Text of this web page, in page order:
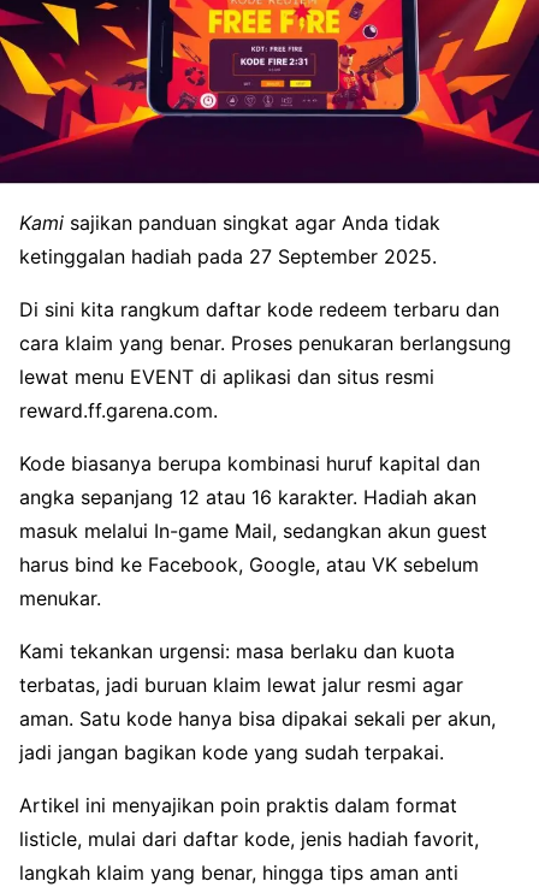
Kami sajikan panduan singkat agar Anda tidak
ketinggalan hadiah pada 27 September 2025.
Di sini kita rangkum daftar kode redeem terbaru dan
cara klaim yang benar. Proses penukaran berlangsung
lewat menu EVENT di aplikasi dan situs resmi
reward.ff.garena.com.
Kode biasanya berupa kombinasi huruf kapital dan
angka sepanjang 12 atau 16 karakter. Hadiah akan
masuk melalui In-game Mail, sedangkan akun guest
harus bind ke Facebook, Google, atau VK sebelum
menukar.
Kami tekankan urgensi: masa berlaku dan kuota
terbatas, jadi buruan klaim lewat jalur resmi agar
aman. Satu kode hanya bisa dipakai sekali per akun,
jadi jangan bagikan kode yang sudah terpakai.
Artikel ini menyajikan poin praktis dalam format
listicle, mulai dari daftar kode, jenis hadiah favorit,
langkah klaim yang benar, hingga tips aman anti